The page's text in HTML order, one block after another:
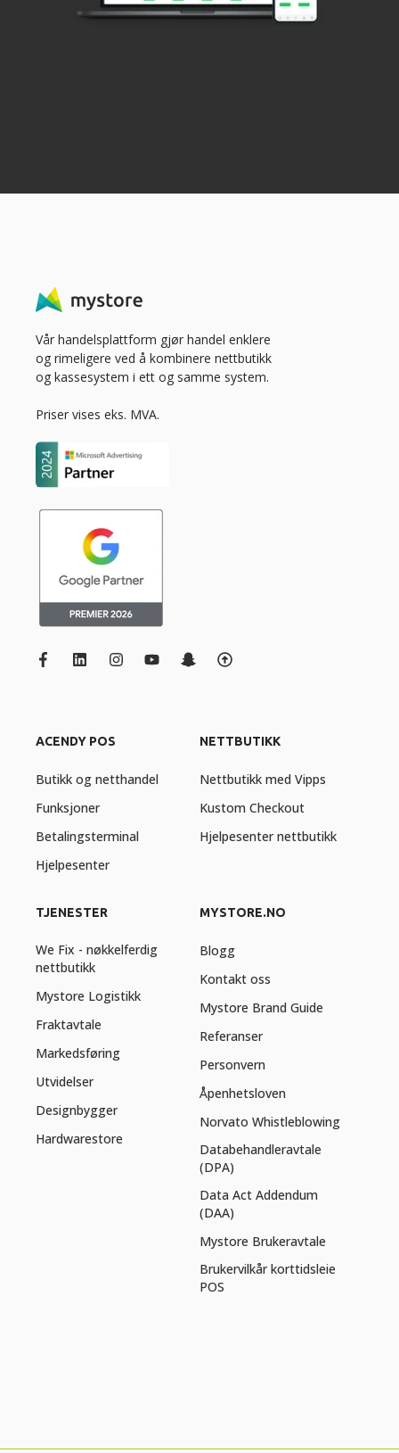
Vår handelsplattform gjør handel enklere
og rimeligere ved å kombinere nettbutikk
og kassesystem i ett og samme system.
Priser vises eks. MVA.
ACENDY POS
Butikk og netthandel
Funksjoner
Betalingsterminal
Hjelpesenter
NETTBUTIKK
Nettbutikk med Vipps
Kustom Checkout
Hjelpesenter nettbutikk
TJENESTER
We Fix - nøkkelferdig
nettbutikk
Mystore Logistikk
Fraktavtale
Markedsføring
Utvidelser
Designbygger
Hardwarestore
MYSTORE.NO
Blogg
Kontakt oss
Mystore Brand Guide
Referanser
Personvern
Åpenhetsloven
Norvato Whistleblowing
Databehandleravtale
(DPA)
Data Act Addendum
(DAA)
Mystore Brukeravtale
Brukervilkår korttidsleie
POS